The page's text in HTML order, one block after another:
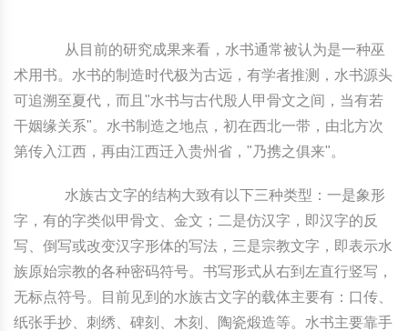
剪纸艺术
剪纸艺术从目前的研究成果来看，水书通常被认为是一种巫
术用书。水书的制造时代极为古远，有学者推测，水书源头
可追溯至夏代，而且"水书与古代殷人甲骨文之间，当有若
干姻缘关系"。水书制造之地点，初在西北一带，由北方次
第传入江西，再由江西迁入贵州省，"乃携之俱来"。
水族古文字的结构大致有以下三种类型：一是象形
字，有的字类似甲骨文、金文；二是仿汉字，即汉字的反
写、倒写或改变汉字形体的写法，三是宗教文字，即表示水
族原始宗教的各种密码符号。书写形式从右到左直行竖写，
无标点符号。目前见到的水族古文字的载体主要有：口传、
纸张手抄、刺绣、碑刻、木刻、陶瓷煅造等。水书主要靠手